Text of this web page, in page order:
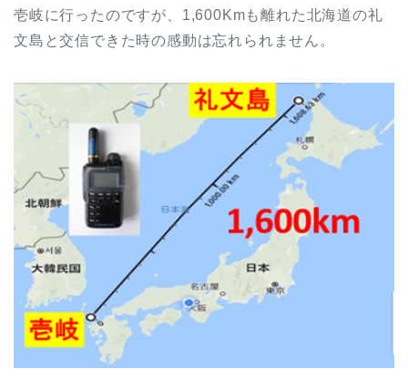
壱岐に行ったのですが、1,600Kmも離れた北海道の礼
文島と交信できた時の感動は忘れられません。